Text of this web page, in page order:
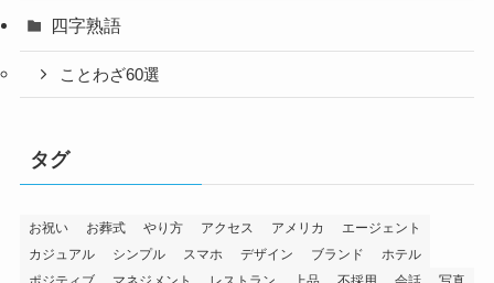
四字熟語
ことわざ60選
タグ
お祝い お葬式 やり方 アクセス アメリカ
エージェント
カジュアル
シンプル スマホ デザイン ブランド
ホテル